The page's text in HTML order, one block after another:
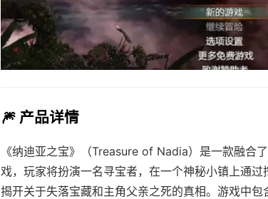
🎆 产品详情
《纳迪亚之宝》（Treasure of Nadia）是一款融合
戏，玩家将扮演一名寻宝者，在一个神秘小镇上通过
揭开关于失落宝藏和主角父亲之死的真相。游戏中